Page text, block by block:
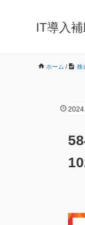
IT導入
ホーム / 株